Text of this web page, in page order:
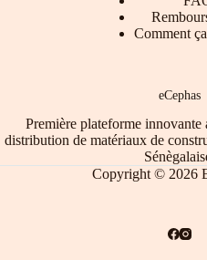
Comment
eCephas
Première plateforme innovante
distribution de matériaux de
Copyright © 2026